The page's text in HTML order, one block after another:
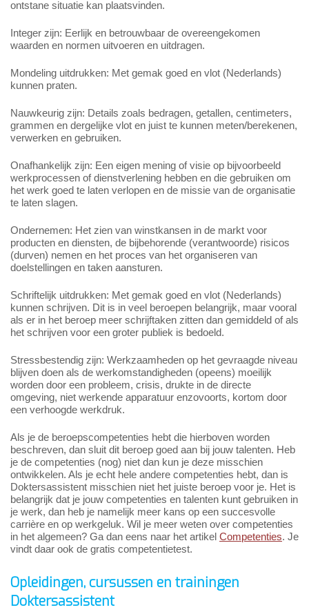
ontstane situatie kan plaatsvinden.
Integer zijn: Eerlijk en betrouwbaar de overeengekomen
waarden en normen uitvoeren en uitdragen.
Mondeling uitdrukken: Met gemak goed en vlot (Nederlands)
kunnen praten.
Nauwkeurig zijn: Details zoals bedragen, getallen, centimeters,
grammen en dergelijke vlot en juist te kunnen meten/berekenen,
verwerken en gebruiken.
Onafhankelijk zijn: Een eigen mening of visie op bijvoorbeeld
werkprocessen of dienstverlening hebben en die gebruiken om
het werk goed te laten verlopen en de missie van de organisatie
te laten slagen.
Ondernemen: Het zien van winstkansen in de markt voor
producten en diensten, de bijbehorende (verantwoorde) risicos
(durven) nemen en het proces van het organiseren van
doelstellingen en taken aansturen.
Schriftelijk uitdrukken: Met gemak goed en vlot (Nederlands)
kunnen schrijven. Dit is in veel beroepen belangrijk, maar vooral
als er in het beroep meer schrijftaken zitten dan gemiddeld of als
het schrijven voor een groter publiek is bedoeld.
Stressbestendig zijn: Werkzaamheden op het gevraagde niveau
blijven doen als de werkomstandigheden (opeens) moeilijk
worden door een probleem, crisis, drukte in de directe
omgeving, niet werkende apparatuur enzovoorts, kortom door
een verhoogde werkdruk.
Als je de beroepscompetenties hebt die hierboven worden
beschreven, dan sluit dit beroep goed aan bij jouw talenten. Heb
je de competenties (nog) niet dan kun je deze misschien
ontwikkelen. Als je echt hele andere competenties hebt, dan is
Doktersassistent misschien niet het juiste beroep voor je. Het is
belangrijk dat je jouw competenties en talenten kunt gebruiken in
je werk, dan heb je namelijk meer kans op een succesvolle
carrière en op werkgeluk. Wil je meer weten over competenties
in het algemeen? Ga dan eens naar het artikel Competenties. Je
vindt daar ook de gratis competentietest.
Opleidingen, cursussen en trainingen
Doktersassistent